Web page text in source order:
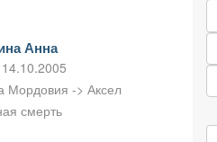
Анна
Мордовия -> Аксел
смерть